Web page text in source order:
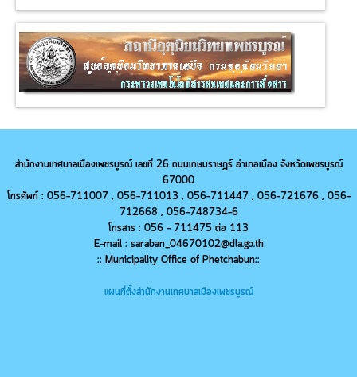
สำนักงานเทศบาลเมืองเพชรบูรณ์ เลขที่ 26 ถนนเกษมราษฎร์ อำเภอเมือง จังหวัดเพชรบูรณ์
67000
โทรศัพท์ : 056-711007 , 056-711013 , 056-711447 , 056-721676 , 056-
712668 , 056-748734-6
โทรสาร : 056 - 711475 ต่อ 113
E-mail : saraban_04670102@dla.go.th
:: Municipality Office of Phetchabun::
แผนที่ตั้งสำนักงานเทศบาลเมืองเพชรบูรณ์